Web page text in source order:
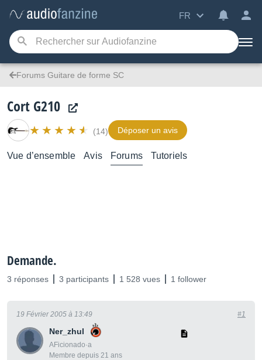
FR
Forums Guitare de forme SC
Cort G210
(14) Déposer un avis
Vue d’ensemble Avis Forums Tutoriels
Demande.
3 réponses 3 participants 1 528 vues 1 follower
Ner_zhul
AFicionado·a
Membre depuis 21 ans
19 Février 2005 à 13:49 #1